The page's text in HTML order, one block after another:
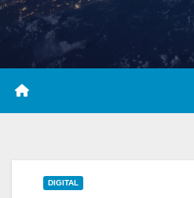
DIGITAL